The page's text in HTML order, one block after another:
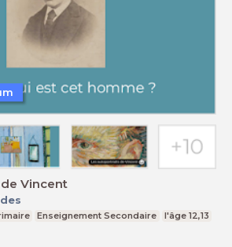
Vincent
Enseignement Secondaire l'âge 12,13